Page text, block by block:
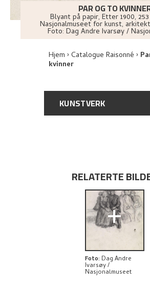
PAR OG TO
Blyant på papir, Etter1900,
Nasjonalmuseet for kunst,
Foto: Dag Andre Ivarsøy /
Hjem Catalogue Raisonné
kvinner
KUNSTVERK
PROVENIENS
UTFORSK
RELATERTE
+
Foto: Dag Andre
Ivarsøy /
Nasjonalmuseet